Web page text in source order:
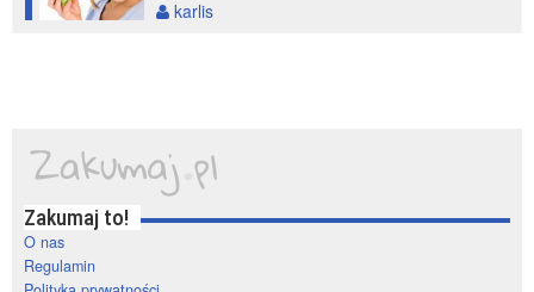
karlis
Zakumaj to!
O nas
Regulamin